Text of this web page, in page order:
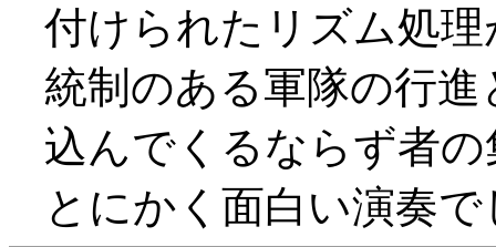
付けられたリズム処理
統制のある軍隊の行
込んでくるならず者
とにかく面白い演奏